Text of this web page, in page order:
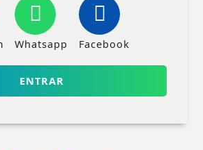
Whatsapp Facebook
ENTRAR